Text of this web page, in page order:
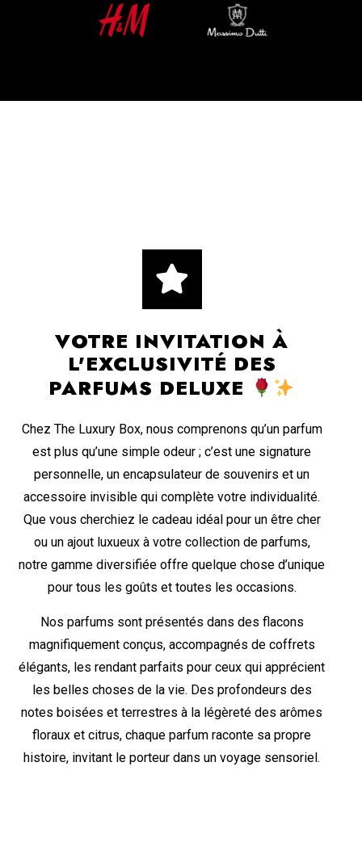
VOTRE INVITATION À
L'EXCLUSIVITÉ DES
PARFUMS DELUXE
Chez The Luxury Box, nous comprenons qu’un parfum
est plus qu’une simple odeur ; c’est une signature
personnelle, un encapsulateur de souvenirs et un
accessoire invisible qui complète votre individualité.
Que vous cherchiez le cadeau idéal pour un être cher
ou un ajout luxueux à votre collection de parfums,
notre gamme diversifiée offre quelque chose d’unique
pour tous les goûts et toutes les occasions.
Nos parfums sont présentés dans des flacons
magnifiquement conçus, accompagnés de coffrets
élégants, les rendant parfaits pour ceux qui apprécient
les belles choses de la vie. Des profondeurs des
notes boisées et terrestres à la légèreté des arômes
floraux et citrus, chaque parfum raconte sa propre
histoire, invitant le porteur dans un voyage sensoriel.